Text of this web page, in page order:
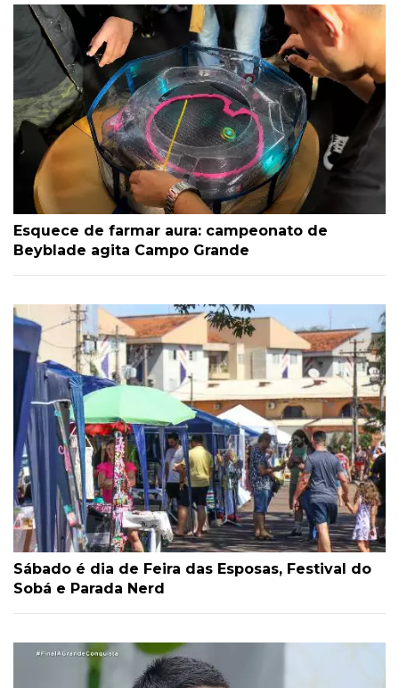
Esquece de farmar aura: campeonato de
Beyblade agita Campo Grande
Sábado é dia de Feira das Esposas, Festival do
Sobá e Parada Nerd